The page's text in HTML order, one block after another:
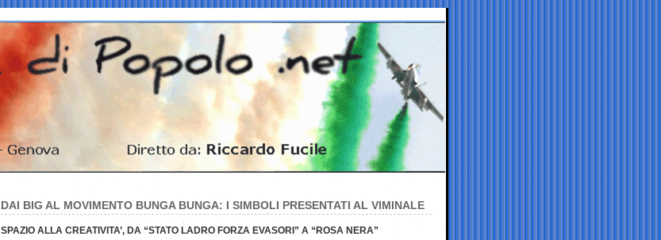
DAI BIG AL MOVIMENTO BUNGA BUNGA: I SIMBOLI PRESENTATI AL VIMINALE
SPAZIO ALLA CREATIVITA’, DA “STATO LADRO FORZA EVASORI” A “ROSA NERA”